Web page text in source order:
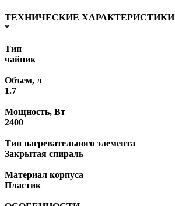
ТЕХНИЧЕСКИЕ ХАРАКТЕРИСТИКИ
*
Тип
чайник
Объем, л
1.7
Мощность, Вт
2400
Тип нагревательного элемента
Закрытая спираль
Материал корпуса
Пластик